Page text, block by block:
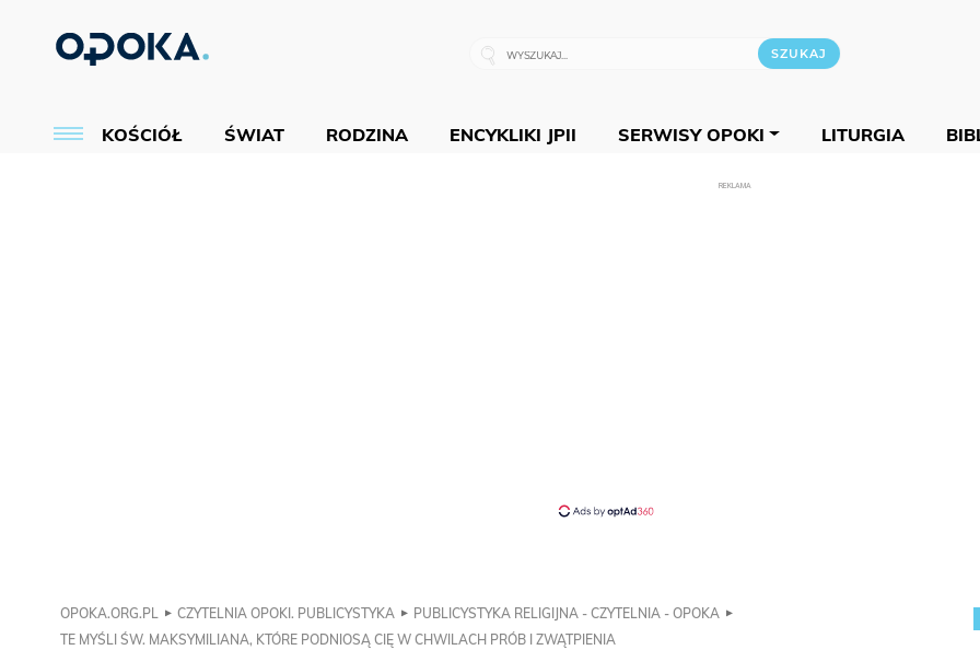
KOŚCIÓŁ ŚWIAT RODZINA ENCYKLIKI JPII SERWISY OPOKI LITURGIA
REKLAMA
OPOKA.ORG.PL CZYTELNIA OPOKI. PUBLICYSTYKA
PUBLICYSTYKA RELIGIJNA - CZYTELNIA - OPOKA
TE MYŚLI ŚW. MAKSYMILIANA, KTÓRE PODNIOSĄ CIĘ W CHWILACH PRÓB I ZWĄTPIENIA